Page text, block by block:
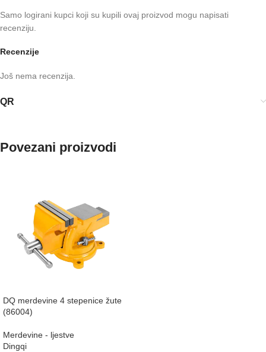
Recenzije
Još nema recenzija.
Samo logirani kupci koji su kupili ovaj proizvod mogu napisati
recenziju.
QR
Povezani proizvodi
DQ merdevine 4 stepenice žute
(86004)
Merdevine - ljestve
Dingqi